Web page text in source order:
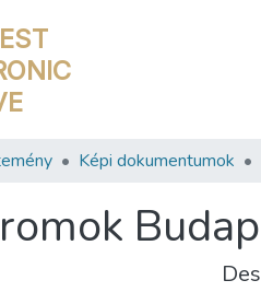
Képi dokumentumok